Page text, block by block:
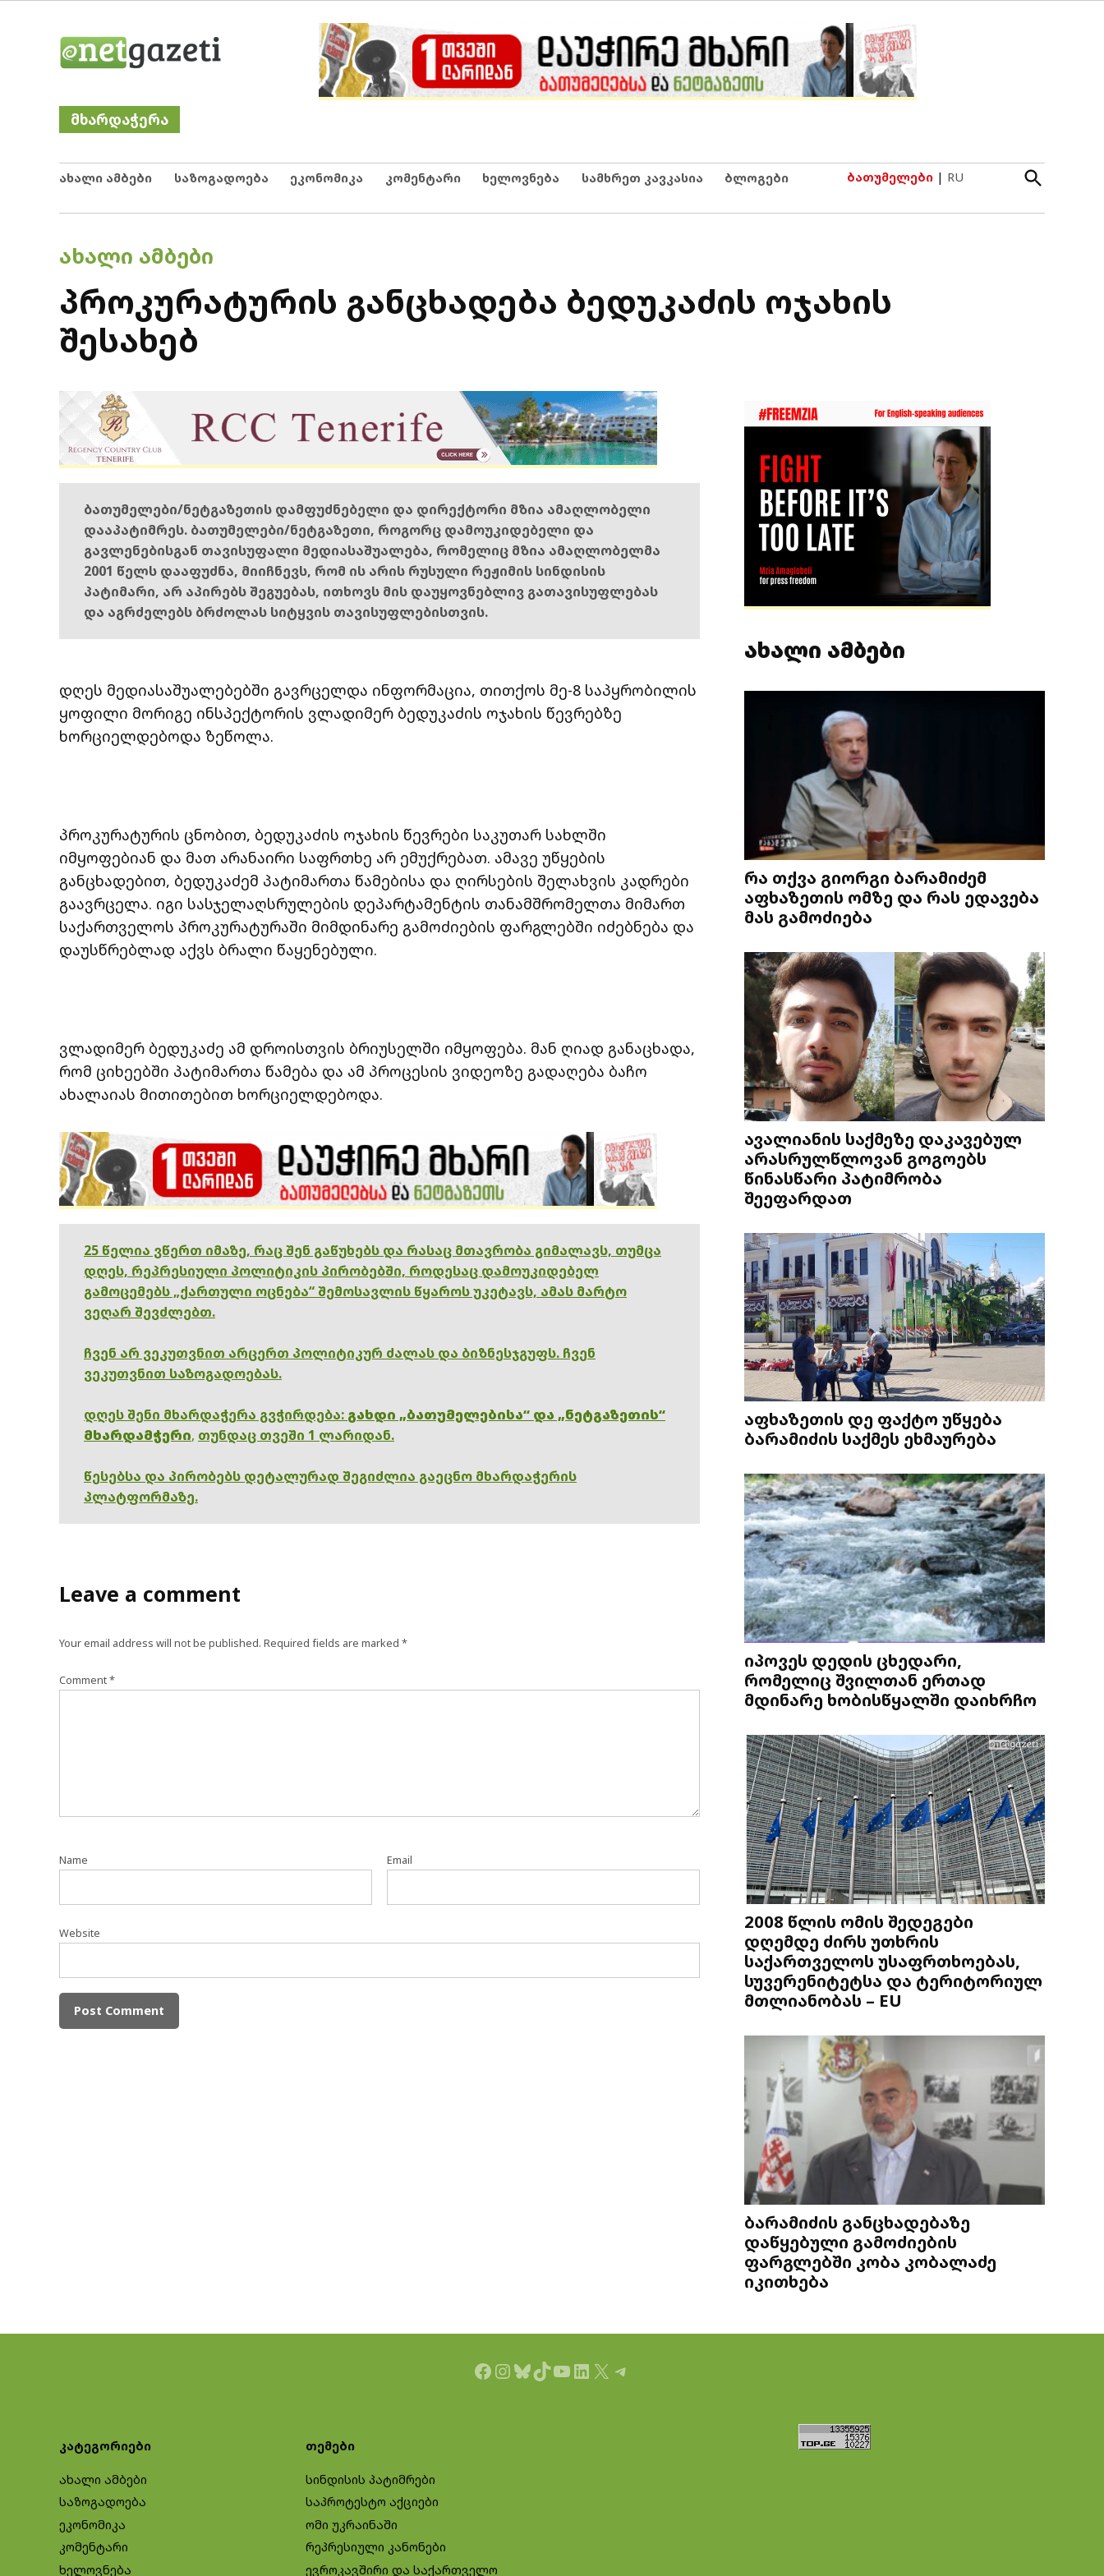
Netgazeti
მხარდაჭერა
ახალი ამბები საზოგადოება ეკონომიკა კომენტარი ხელოვნება სამხრეთ კავკასია ბლოგები ბათუმელები | RU
Open
Search
POSTED
ᲐᲮᲐᲚᲘ ᲐᲛᲑᲔᲑᲘ
პროკურატურის განცხადება ბედუკაძის ოჯახის
შესახებ
ბათუმელები/ნეტგაზეთის დამფუძნებელი და დირექტორი მზია ამაღლობელი
დააპატიმრეს. ბათუმელები/ნეტგაზეთი, როგორც დამოუკიდებელი და
გავლენებისგან თავისუფალი მედიასაშუალება, რომელიც მზია ამაღლობელმა
2001 წელს დააფუძნა, მიიჩნევს, რომ ის არის რუსული რეჟიმის სინდისის
პატიმარი, არ აპირებს შეგუებას, ითხოვს მის დაუყოვნებლივ გათავისუფლებას
და აგრძელებს ბრძოლას სიტყვის თავისუფლებისთვის.
დღეს მედიასაშუალებებში გავრცელდა ინფორმაცია, თითქოს მე-8 საპყრობილის
ყოფილი მორიგე ინსპექტორის ვლადიმერ ბედუკაძის ოჯახის წევრებზე
ხორციელდებოდა ზეწოლა.
პროკურატურის ცნობით, ბედუკაძის ოჯახის წევრები საკუთარ სახლში
იმყოფებიან და მათ არანაირი საფრთხე არ ემუქრებათ. ამავე უწყების
განცხადებით, ბედუკაძემ პატიმართა წამებისა და ღირსების შელახვის კადრები
გაავრცელა. იგი სასჯელაღსრულების დეპარტამენტის თანამშრომელთა მიმართ
საქართველოს პროკურატურაში მიმდინარე გამოძიების ფარგლებში იძებნება და
დაუსწრებლად აქვს ბრალი წაყენებული.
ვლადიმერ ბედუკაძე ამ დროისთვის ბრიუსელში იმყოფება. მან ღიად განაცხადა,
რომ ციხეებში პატიმართა წამება და ამ პროცესის ვიდეოზე გადაღება ბაჩო
ახალაიას მითითებით ხორციელდებოდა.
25 წელია ვწერთ იმაზე, რაც შენ გაწუხებს და რასაც მთავრობა გიმალავს, თუმცა
დღეს, რეპრესიული პოლიტიკის პირობებში, როდესაც დამოუკიდებელ
გამოცემებს „ქართული ოცნება“ შემოსავლის წყაროს უკეტავს, ამას მარტო
ვეღარ შევძლებთ.
ჩვენ არ ვეკუთვნით არცერთ პოლიტიკურ ძალას და ბიზნესჯგუფს. ჩვენ
ვეკუთვნით საზოგადოებას.
დღეს შენი მხარდაჭერა გვჭირდება: გახდი „ბათუმელებისა“ და „ნეტგაზეთის“
მხარდამჭერი, თუნდაც თვეში 1 ლარიდან.
წესებსა და პირობებს დეტალურად შეგიძლია გაეცნო მხარდაჭერის
პლატფორმაზე.
Leave a comment
Your email address will not be published. Required fields are marked *
Comment*
Name Email
Website
ახალი ამბები
რა თქვა გიორგი ბარამიძემ
აფხაზეთის ომზე და რას ედავება
მას გამოძიება
ავალიანის საქმეზე დაკავებულ
არასრულწლოვან გოგოებს
წინასწარი პატიმრობა
შეეფარდათ
აფხაზეთის დე ფაქტო უწყება
ბარამიძის საქმეს ეხმაურება
იპოვეს დედის ცხედარი,
რომელიც შვილთან ერთად
მდინარე ხობისწყალში დაიხრჩო
2008 წლის ომის შედეგები
დღემდე ძირს უთხრის
საქართველოს უსაფრთხოებას,
სუვერენიტეტსა და ტერიტორიულ
მთლიანობას – EU
ბარამიძის განცხადებაზე
დაწყებული გამოძიების
ფარგლებში კობა კობალაძე
იკითხება
Facebook
Instagram
Bluesky
TikTok
YouTube
LinkedIn
X Telegram
კატეგორიები
ახალი ამბები
საზოგადოება
ეკონომიკა
კომენტარი
ხელოვნება
თემები
სინდისის პატიმრები
საპროტესტო აქციები
ომი უკრაინაში
რეპრესიული კანონები
ევროკავშირი და საქართველო